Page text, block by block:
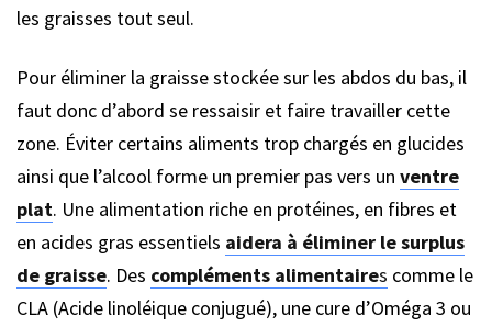
les graisses tout seul.
Pour éliminer la graisse stockée sur les abdos du bas, il
faut donc d’abord se ressaisir et faire travailler cette
zone. Éviter certains aliments trop chargés en glucides
ainsi que l’alcool forme un premier pas vers un ventre
plat. Une alimentation riche en protéines, en fibres et
en acides gras essentiels aidera à éliminer le surplus
de graisse. Des compléments alimentaires comme le
CLA (Acide linoléique conjugué), une cure d’Oméga 3 ou